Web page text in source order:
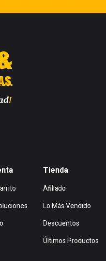
Tienda
Afiliado
Lo Más Vendido
Descuentos
Últimos Productos